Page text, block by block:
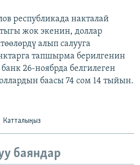
республикада накталай
жок экенин, доллар
алып салууга
тапшырма берилгенин
26-ноябрда белгилеген
баасы 74 сом 14 тыйын.
Катталыңыз
баяндар